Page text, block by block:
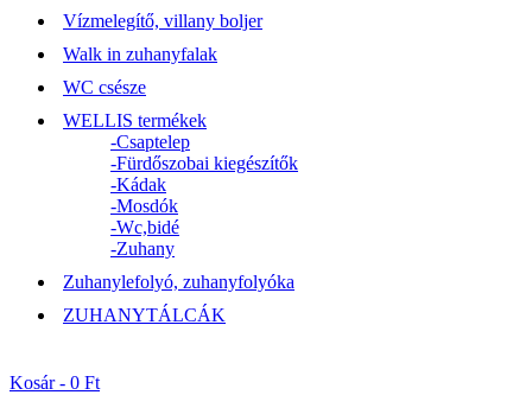
Vízmelegítő, villany boljer
Walk in zuhanyfalak
WC csésze
WELLIS termékek
-Csaptelep
-Fürdőszobai kiegészítők
-Kádak
-Mosdók
-Wc,bidé
-Zuhany
Zuhanylefolyó, zuhanyfolyóka
ZUHANYTÁLCÁK
Kosár - 0 Ft